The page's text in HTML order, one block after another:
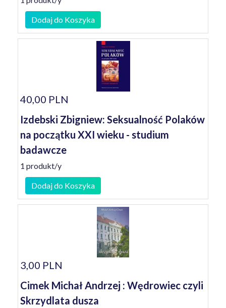
Dodaj do Koszyka
40,00 PLN
Izdebski Zbigniew: Seksualność Polaków
na początku XXI wieku - studium
badawcze
1 produkt/y
Dodaj do Koszyka
3,00 PLN
Cimek Michał Andrzej : Wędrowiec czyli
Skrzydlata dusza